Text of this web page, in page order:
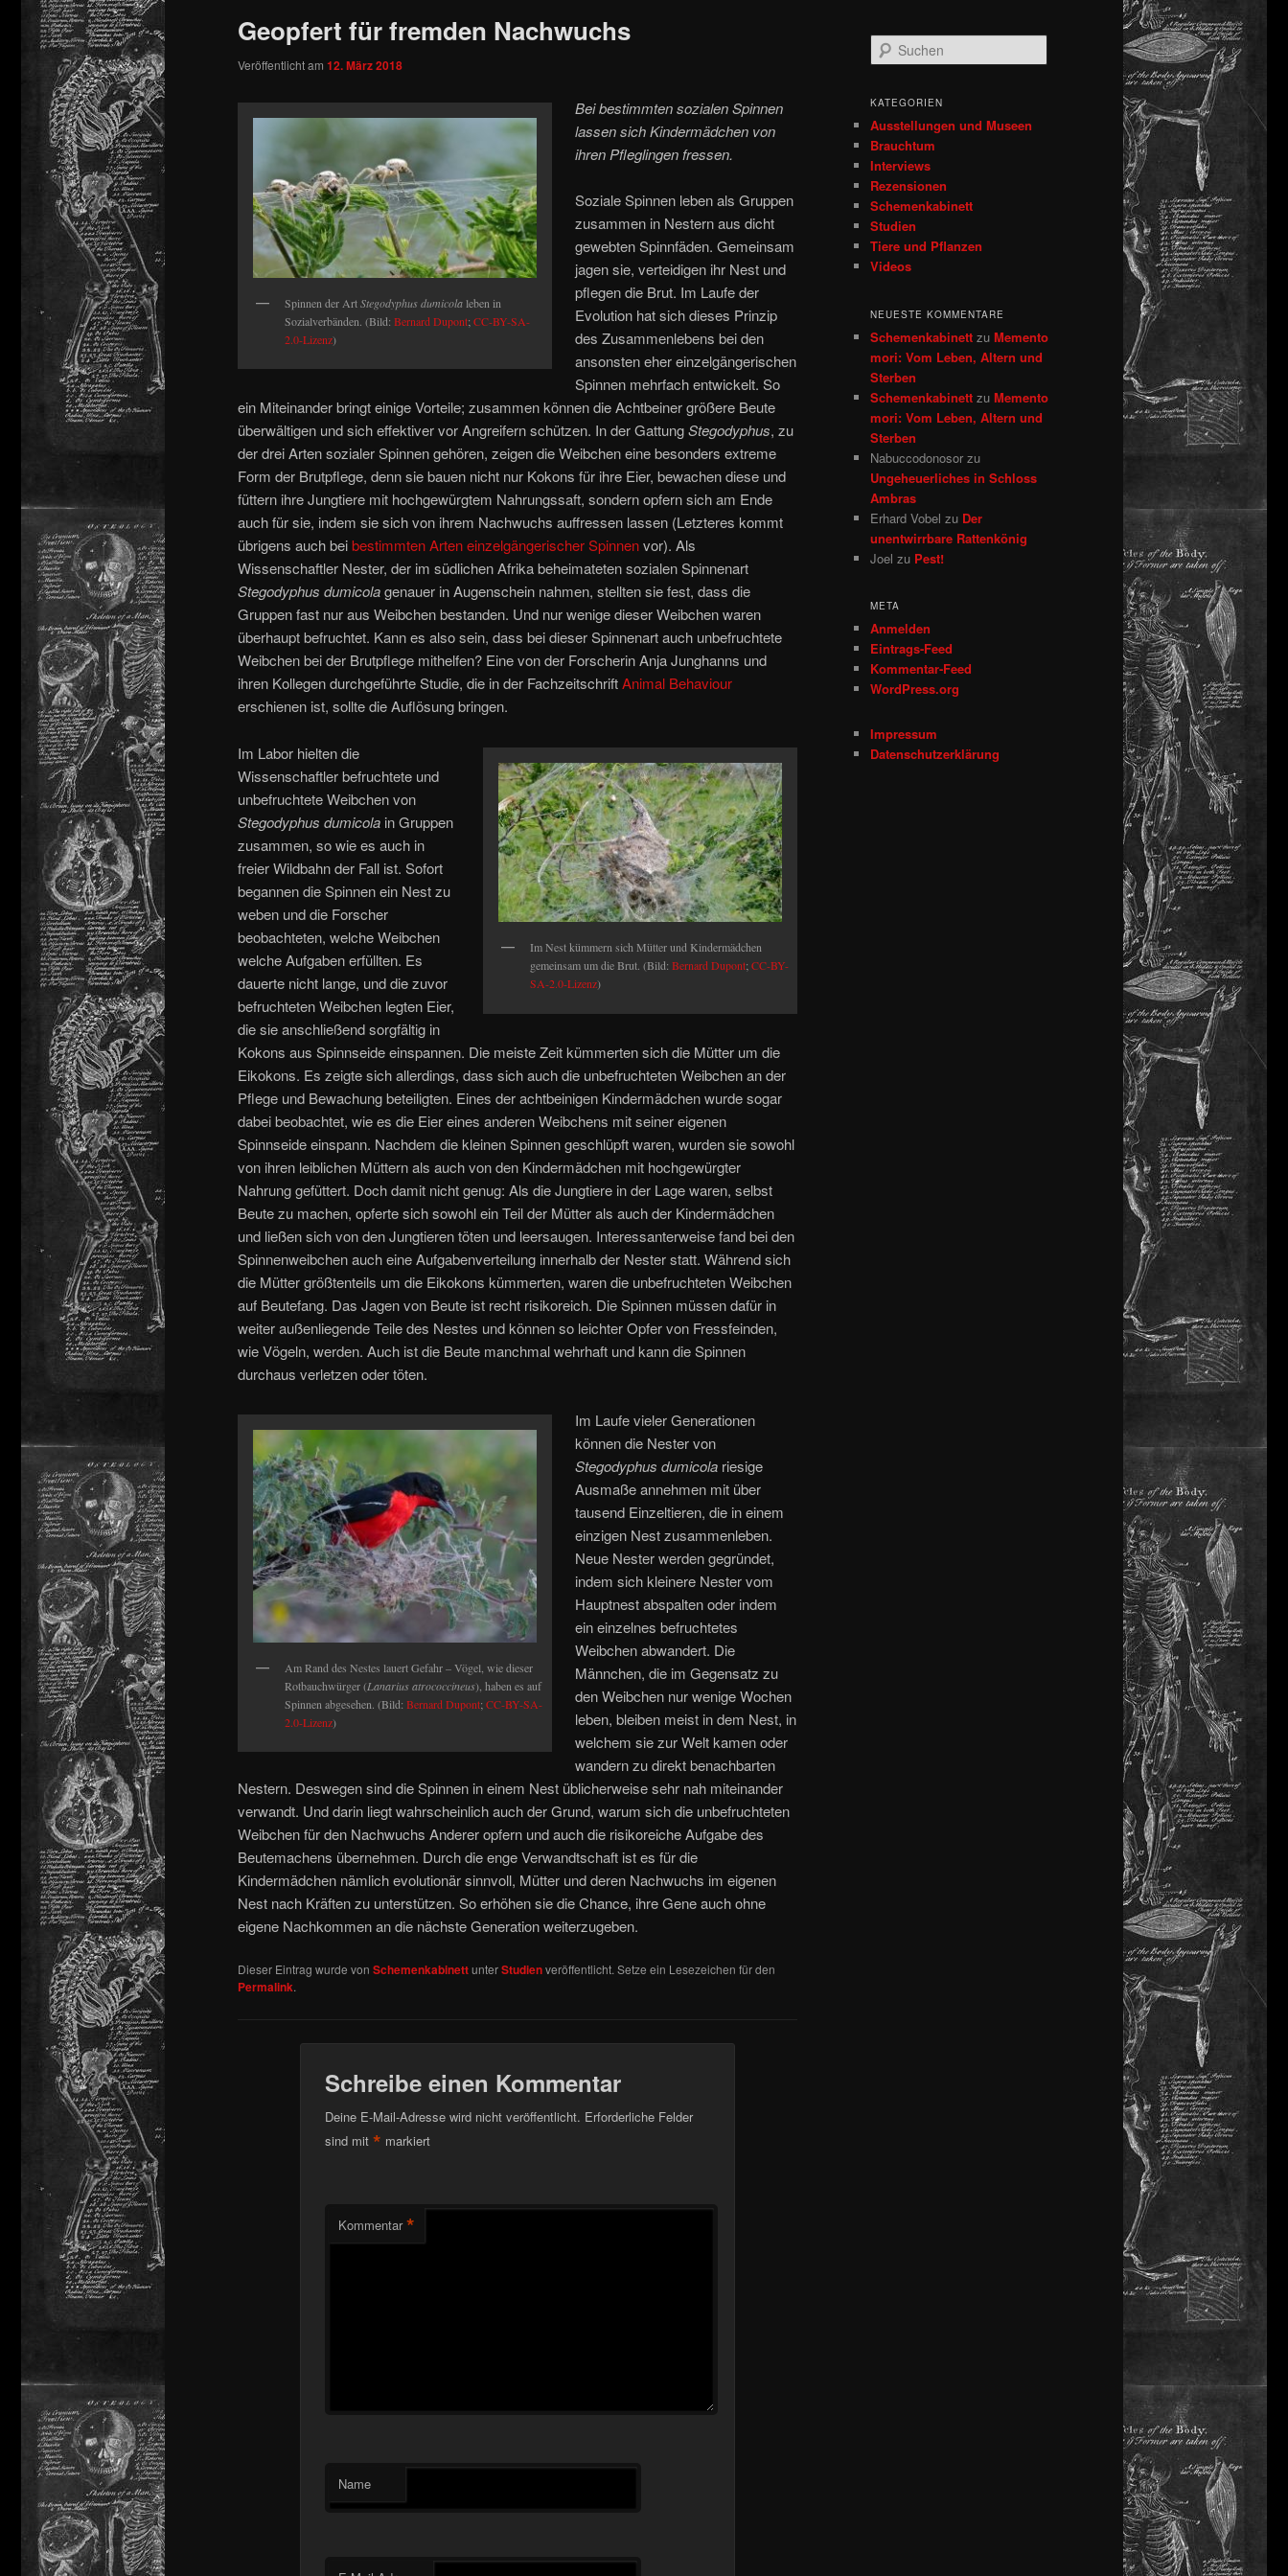
springen
Geopfert für fremden Nachwuchs
Veröffentlicht am 12. März 2018
Spinnen der ArtStegodyphus dumicolaleben in
Sozialverbänden. (Bild: Bernard Dupont; CC-BY-SA-
2.0-Lizenz)
Bei bestimmten sozialen Spinnen
lassen sich Kindermädchen von
ihren Pfleglingen fressen.
Soziale Spinnen leben als Gruppen
zusammen in Nestern aus dicht
gewebten Spinnfäden. Gemeinsam
jagen sie, verteidigen ihr Nest und
pflegen die Brut. Im Laufe der
Evolution hat sich dieses Prinzip
des Zusammenlebens bei den
ansonsten eher einzelgängerischen
Spinnen mehrfach entwickelt. So
ein Miteinander bringt einige Vorteile; zusammen können die Achtbeiner größere Beute
überwältigen und sich effektiver vor Angreifern schützen. In der GattungStegodyphus, zu
der drei Arten sozialer Spinnen gehören, zeigen die Weibchen eine besonders extreme
Form der Brutpflege, denn sie bauen nicht nur Kokons für ihre Eier, bewachen diese und
füttern ihre Jungtiere mit hochgewürgtem Nahrungssaft, sondern opfern sich am Ende
auch für sie, indem sie sich von ihrem Nachwuchs auffressen lassen (Letzteres kommt
übrigens auch beibestimmten Arten einzelgängerischer Spinnenvor). Als
Wissenschaftler Nester, der im südlichen Afrika beheimateten sozialen Spinnenart
Stegodyphus dumicolagenauer in Augenschein nahmen, stellten sie fest, dass die
Gruppen fast nur aus Weibchen bestanden. Und nur wenige dieser Weibchen waren
überhaupt befruchtet. Kann es also sein, dass bei dieser Spinnenart auch unbefruchtete
Weibchen bei der Brutpflege mithelfen? Eine von der Forscherin Anja Junghanns und
ihren Kollegen durchgeführte Studie, die in der FachzeitschriftAnimal Behaviour
erschienen ist, sollte die Auflösung bringen.
Im Nest kümmern sich Mütter und Kindermädchen
gemeinsam um die Brut. (Bild: Bernard Dupont;CC-BY-
SA-2.0-Lizenz)
Im Labor hielten die
Wissenschaftler befruchtete und
unbefruchtete Weibchen von
Stegodyphus dumicola in Gruppen
zusammen, so wie es auch in
freier Wildbahn der Fall ist. Sofort
begannen die Spinnen ein Nest zu
weben und die Forscher
beobachteten, welche Weibchen
welche Aufgaben erfüllten. Es
dauerte nicht lange, und die zuvor
befruchteten Weibchen legten Eier,
die sie anschließend sorgfältig in
Kokons aus Spinnseide einspannen. Die meiste Zeit kümmerten sich die Mütter um die
Eikokons. Es zeigte sich allerdings, dass sich auch die unbefruchteten Weibchen an der
Pflege und Bewachung beteiligten. Eines der achtbeinigen Kindermädchen wurde sogar
dabei beobachtet, wie es die Eier eines anderen Weibchens mit seiner eigenen
Spinnseide einspann. Nachdem die kleinen Spinnen geschlüpft waren, wurden sie sowohl
von ihren leiblichen Müttern als auch von den Kindermädchen mit hochgewürgter
Nahrung gefüttert. Doch damit nicht genug: Als die Jungtiere in der Lage waren, selbst
Beute zu machen, opferte sich sowohl ein Teil der Mütter als auch der Kindermädchen
und ließen sich von den Jungtieren töten und leersaugen. Interessanterweise fand bei den
Spinnenweibchen auch eine Aufgabenverteilung innerhalb der Nester statt. Während sich
die Mütter größtenteils um die Eikokons kümmerten, waren die unbefruchteten Weibchen
auf Beutefang. Das Jagen von Beute ist recht risikoreich. Die Spinnen müssen dafür in
weiter außenliegende Teile des Nestes und können so leichter Opfer von Fressfeinden,
wie Vögeln, werden. Auch ist die Beute manchmal wehrhaft und kann die Spinnen
durchaus verletzen oder töten.
Am Rand des Nestes lauert Gefahr – Vögel, wie dieser
Rotbauchwürger (Lanarius atrococcineus), haben es auf
Spinnen abgesehen. (Bild: Bernard Dupont; CC-BY-SA-
2.0-Lizenz)
Im Laufe vieler Generationen
können die Nester von
Stegodyphus dumicola riesige
Ausmaße annehmen mit über
tausend Einzeltieren, die in einem
einzigen Nest zusammenleben.
Neue Nester werden gegründet,
indem sich kleinere Nester vom
Hauptnest abspalten oder indem
ein einzelnes befruchtetes
Weibchen abwandert. Die
Männchen, die im Gegensatz zu
den Weibchen nur wenige Wochen
leben, bleiben meist in dem Nest, in
welchem sie zur Welt kamen oder
wandern zu direkt benachbarten
Nestern. Deswegen sind die Spinnen in einem Nest üblicherweise sehr nah miteinander
verwandt. Und darin liegt wahrscheinlich auch der Grund, warum sich die unbefruchteten
Weibchen für den Nachwuchs Anderer opfern und auch die risikoreiche Aufgabe des
Beutemachens übernehmen. Durch die enge Verwandtschaft ist es für die
Kindermädchen nämlich evolutionär sinnvoll, Mütter und deren Nachwuchs im eigenen
Nest nach Kräften zu unterstützen. So erhöhen sie die Chance, ihre Gene auch ohne
eigene Nachkommen an die nächste Generation weiterzugeben.
Dieser Eintrag wurde von SchemenkabinettunterStudienveröffentlicht. Setze ein Lesezeichen für den
Permalink.
Schreibe einen Kommentar
Deine E-Mail-Adresse wird nicht veröffentlicht. Erforderliche Felder
sind mit * markiert
Kommentar *
Name
u
h
n
KATEGORIEN
Ausstellungen und Museen
Brauchtum
Interviews
Rezensionen
Schemenkabinett
Studien
Tiere und Pflanzen
Videos
NEUESTE KOMMENTARE
Schemenkabinett zu Memento
mori: Vom Leben, Altern und
Sterben
Schemenkabinett zu Memento
mori: Vom Leben, Altern und
Sterben
Nabuccodonosor zu
Ungeheuerliches in Schloss
Ambras
Erhard Vobel zu Der
unentwirrbare Rattenkönig
Joel zu Pest!
META
Anmelden
Eintrags-Feed
Kommentar-Feed
WordPress.org
Impressum
Datenschutzerklärung